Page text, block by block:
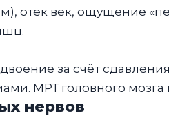
отёк век, ощущение
за счёт
МРТ головного
нервов